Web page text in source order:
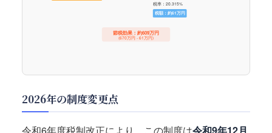
税率：20.315%
税額：約61万円
節税効果：約609万円
(670万円 - 61万円)
2026年の制度変更点